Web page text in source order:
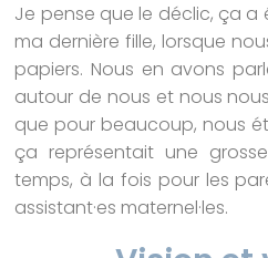
Je pense que le déclic, ça
ma dernière fille, lorsque
papiers. Nous en avons
autour de nous et nous
que pour beaucoup, nous
ça représentait une
temps, à la fois pour les
assistant·es maternel·les.